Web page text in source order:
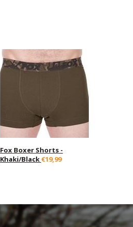
Fox Boxer Shorts -
Khaki/Black €19,99